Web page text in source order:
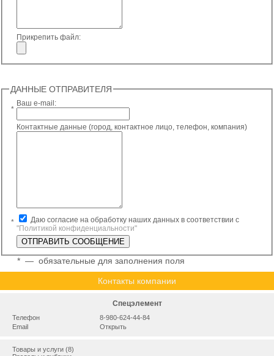
Прикрепить файл:
ДАННЫЕ ОТПРАВИТЕЛЯ
*
Ваш e-mail:
Контактные данные (город, контактное лицо, телефон, компания)
*
Даю согласие на обработку наших данных в соответствии с
"Политикой конфиденциальности"
* — обязательные для заполнения поля
Контакты компании
Спецэлемент
Телефон
8-980-624-44-84
Email
Открыть
Товары и услуги (8)